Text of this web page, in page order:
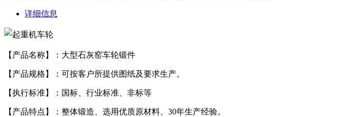
详细信息
【产品名称】：大型石灰窑车轮锻件
【产品规格】：可按客户所提供图纸及要求生产。
【执行标准】：国标、行业标准、非标等
【产品特点】：整体锻造、选用优质原材料、30年生产经验。